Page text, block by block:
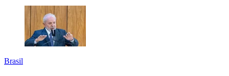
Brasil